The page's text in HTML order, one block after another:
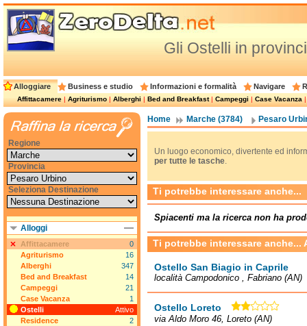
Gli Ostelli in
Alloggiare Business e studio Informazioni e formalità Navigare
Affittacamere|Agriturismo|Alberghi|Bed and Breakfast|Campeggi|Case Vacanza
Home Marche (3784) Pesaro
Un luogo economico, divertente ed
per tutte le tasche.
Ti potrebbe interessare anche...
Spiacenti ma la ricerca non ha
Ti potrebbe interessare anche...
Ostello San Biagio in Caprile
località Campodonico , Fabriano (AN)
Ostello Loreto
via Aldo Moro 46, Loreto (AN)
Regione
Provincia
Seleziona Destinazione
Alloggi
Affittacamere
0
Agriturismo
16
Alberghi
347
Bed and Breakfast
14
Campeggi
21
Case Vacanza
1
Ostelli
Attivo
Residence
2